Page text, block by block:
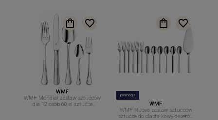
WMF
WMF Mondial zestaw sztućców
dla 12 osób 60 el sztućce
promocja
WMF
WMF Nuova zestaw sztućców
sztućce do ciasta kawy deserów